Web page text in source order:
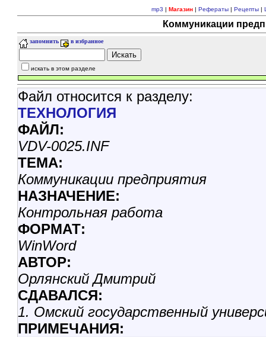
mp3 | Магазин| Рефераты| Рецепты|
Коммуникации
запомнить в избранное
искать в этом разделе
Файл относится к разделу:
ТЕХHОЛОГИЯ
ФАЙЛ:
VDV-0025.INF
ТЕМА:
Коммуникации предприятия
НАЗНАЧЕНИЕ:
Контрольная работа
ФОРМАТ:
WinWord
АВТОР:
Орлянский Дмитрий
СДАВАЛСЯ:
1. Омский государственный
ПРИМЕЧАНИЯ: